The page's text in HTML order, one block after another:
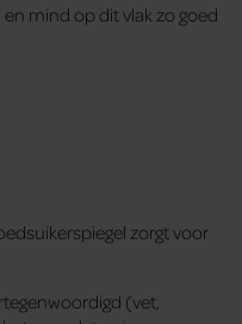
mind op dit vlak zo goed
zorgt voor
(vet,